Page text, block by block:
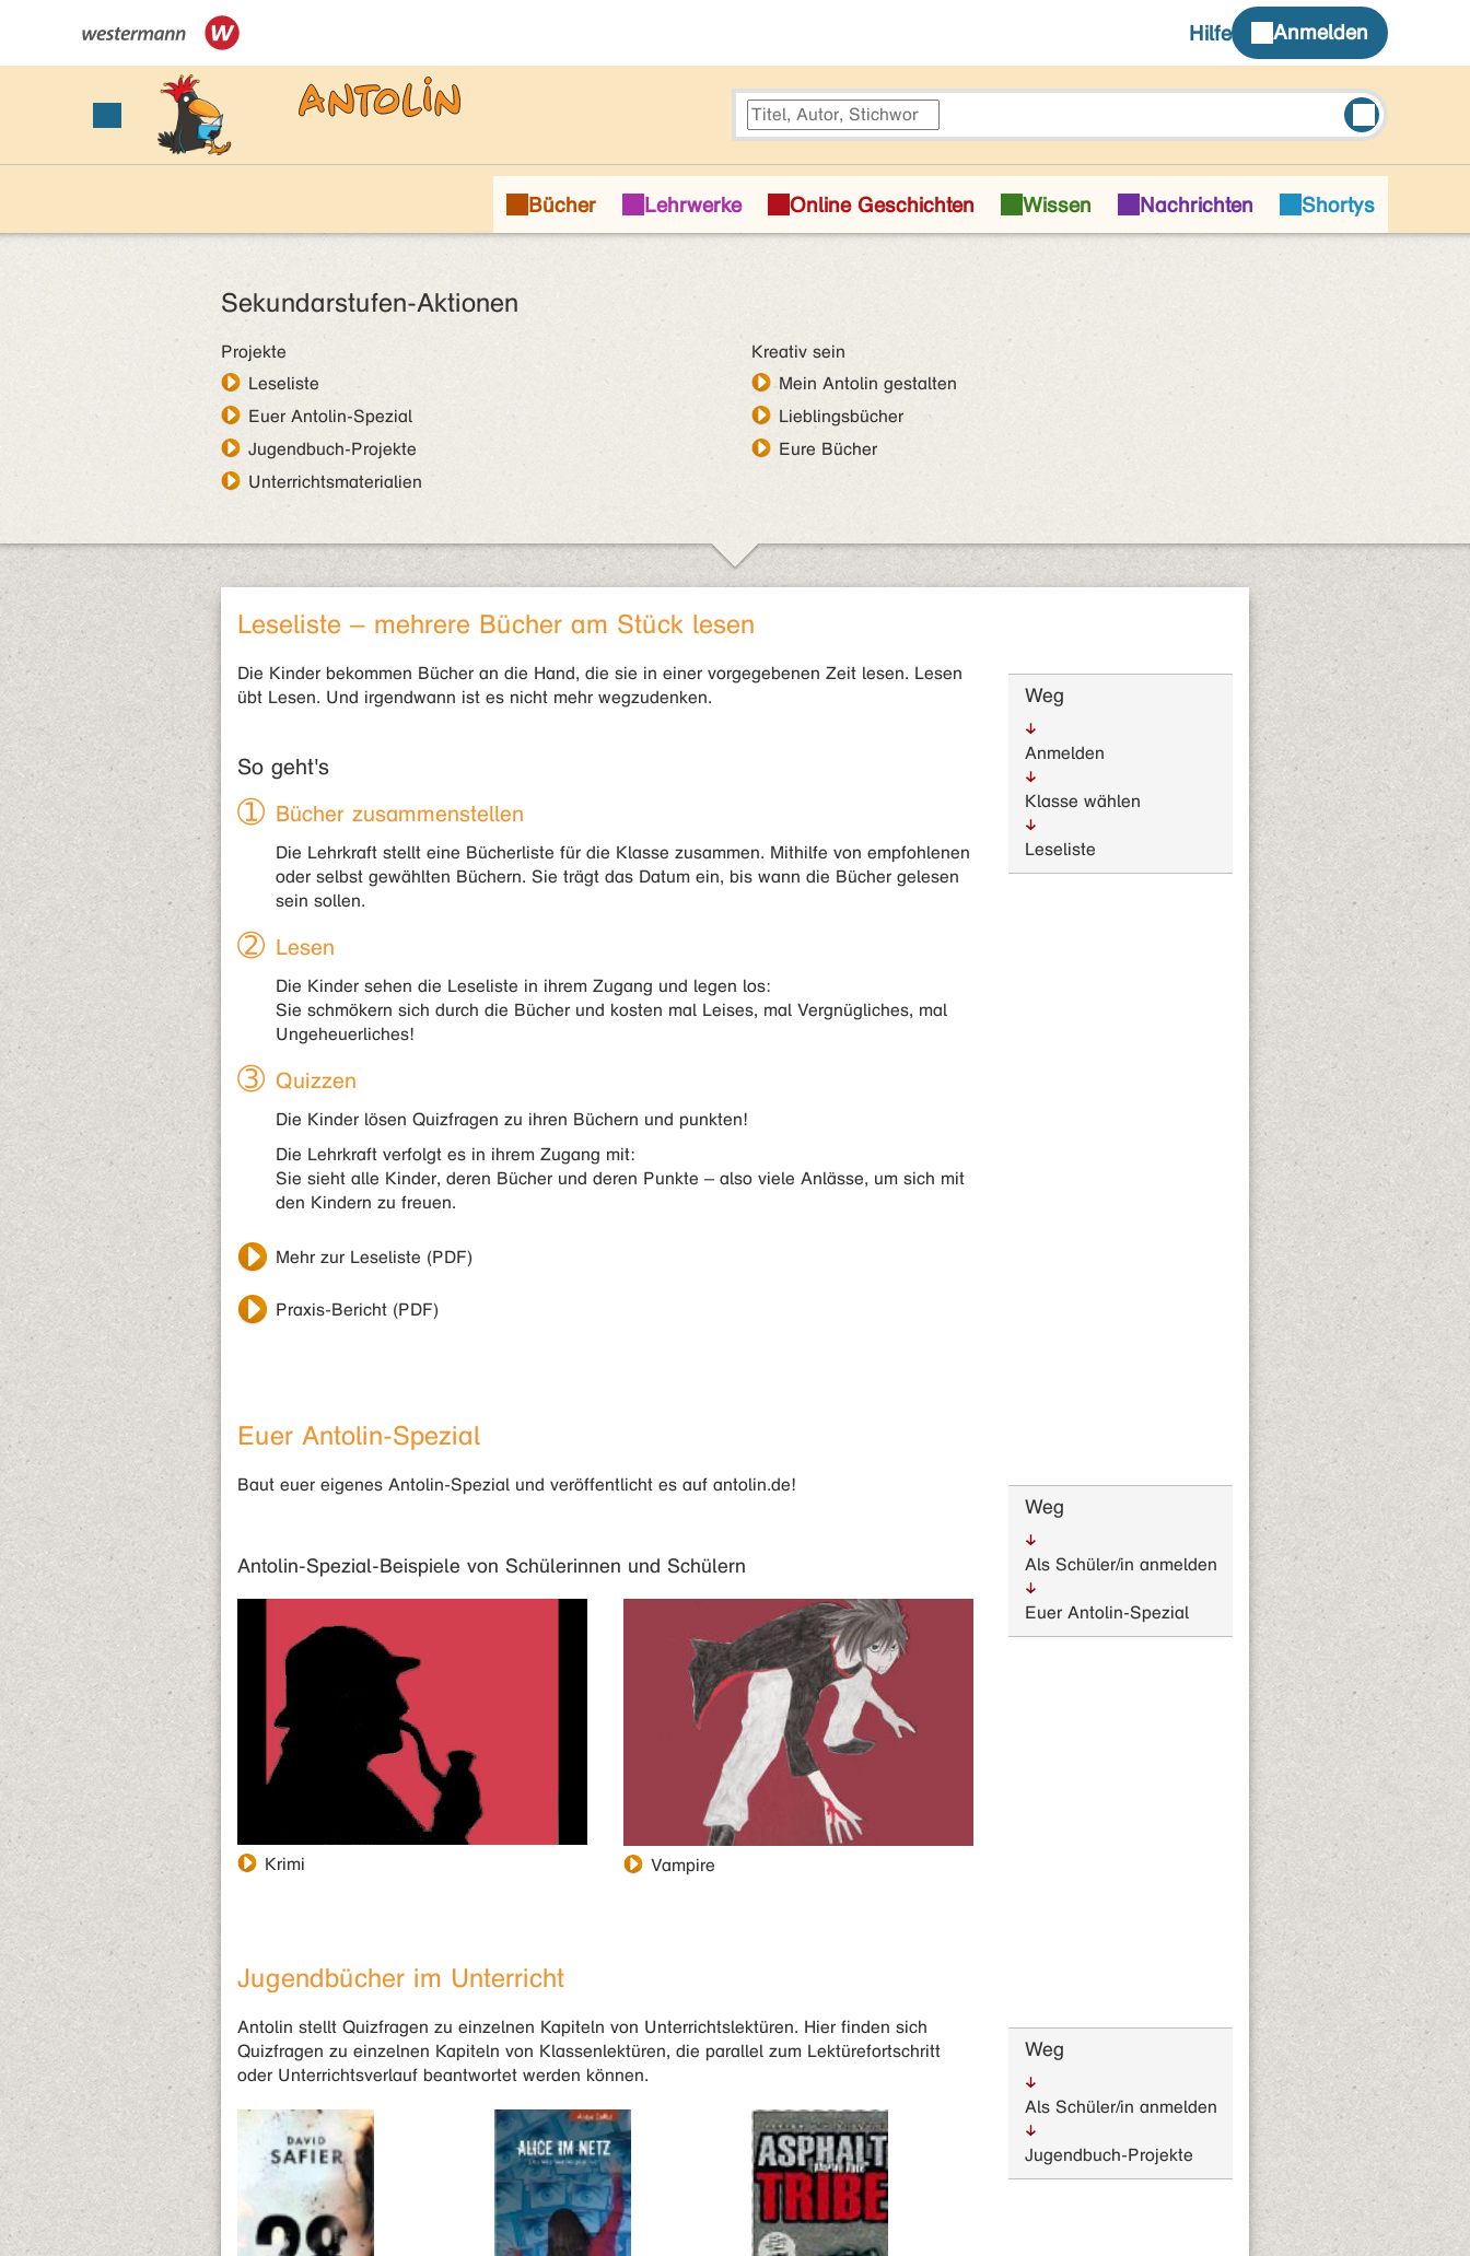
Sekundarstufen-Aktionen
Projekte
Leseliste
Euer Antolin-Spezial
Jugendbuch-Projekte
Unterrichtsmaterialien
Kreativ sein
Mein Antolin gestalten
Lieblingsbücher
Eure Bücher
Leseliste – mehrere Bücher am Stück lesen
Die Kinder bekommen Bücher an die Hand, die sie in einer vorgegebenen Zeit lesen. Lesen
übt Lesen. Und irgendwann ist es nicht mehr wegzudenken.
So geht's
Bücher zusammenstellen
Die Lehrkraft stellt eine Bücherliste für die Klasse zusammen. Mithilfe von empfohlenen
oder selbst gewählten Büchern. Sie trägt das Datum ein, bis wann die Bücher gelesen
sein sollen.
Lesen
Die Kinder sehen die Leseliste in ihrem Zugang und legen los:
Sie schmökern sich durch die Bücher und kosten mal Leises, mal Vergnügliches, mal
Ungeheuerliches!
Quizzen
Die Kinder lösen Quizfragen zu ihren Büchern und punkten!
Die Lehrkraft verfolgt es in ihrem Zugang mit:
Sie sieht alle Kinder, deren Bücher und deren Punkte – also viele Anlässe, um sich mit
den Kindern zu freuen.
Mehr zur Leseliste (PDF)
Praxis-Bericht (PDF)
Weg
Anmelden
Klasse wählen
Leseliste
Euer Antolin-Spezial
Baut euer eigenes Antolin-Spezial und veröffentlicht es auf antolin.de!
Antolin-Spezial-Beispiele von Schülerinnen und Schülern
Krimi Vampire
Weg
Als Schüler/in anmelden
Euer Antolin-Spezial
Jugendbücher im Unterricht
Antolin stellt Quizfragen zu einzelnen Kapiteln von Unterrichtslektüren. Hier finden sich
Quizfragen zu einzelnen Kapiteln von Klassenlektüren, die parallel zum Lektürefortschritt
oder Unterrichtsverlauf beantwortet werden können.
Weg
Als Schüler/in anmelden
Jugendbuch-Projekte